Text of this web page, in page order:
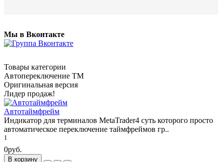
Мы в Вконтакте
Товары категории
Автопереключение ТМ
Оригинальная версия
Лидер продаж!
Автотаймфрейм
Индикатор для терминалов MetaTrader4 суть которого просто
автоматическое переключение таймфреймов гр..
1
0руб.
В корзину